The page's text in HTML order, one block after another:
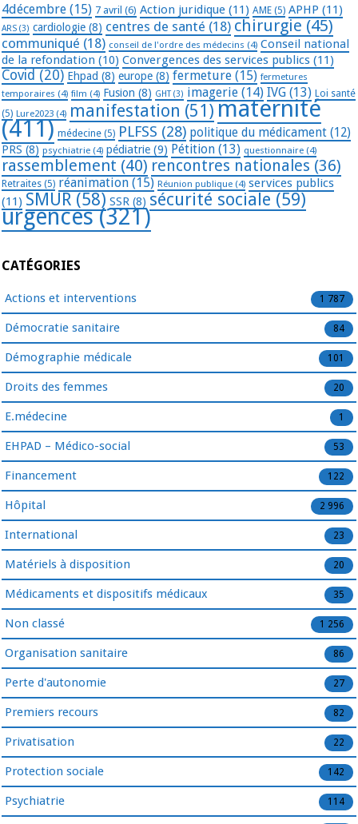
4décembre (15) 7 avril (6) Action juridique (11) AME (5) APHP (11)
ARS (3) cardiologie (8) centres de santé (18) chirurgie (45)
communiqué (18) conseil de l'ordre des médecins (4) Conseil national
de la refondation (10) Convergences des services publics (11)
Covid (20) Ehpad (8) europe (8) fermeture (15) fermetures
temporaires (4) film (4) Fusion (8) GHT(3) imagerie (14) IVG (13) Loi santé
(5) Lure2023 (4) manifestation (51) maternité
(411) médecine (5) PLFSS (28) politique du médicament (12)
PRS (8) psychiatrie (4) pédiatrie (9) Pétition (13) questionnaire (4)
rassemblement (40) rencontres nationales (36)
Retraites (5) réanimation (15) Réunion publique (4) services publics
(11) SMUR (58) SSR (8) sécurité sociale (59)
urgences(321)
CATÉGORIES
Actions et interventions 1 787
Démocratie sanitaire 84
Démographie médicale 101
Droits des femmes 20
E.médecine 1
EHPAD – Médico-social 53
Financement 122
Hôpital 2 996
International 23
Matériels à disposition 20
Médicaments et dispositifs médicaux 35
Non classé 1 256
Organisation sanitaire 86
Perte d'autonomie 27
Premiers recours 82
Privatisation 22
Protection sociale 142
Psychiatrie 114